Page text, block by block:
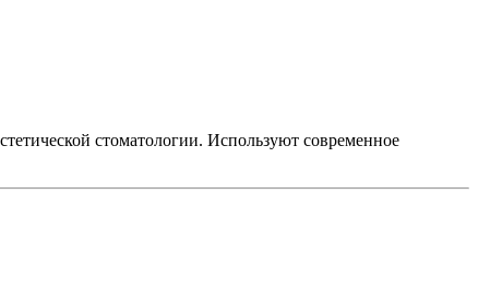
стоматологии. Используют современное